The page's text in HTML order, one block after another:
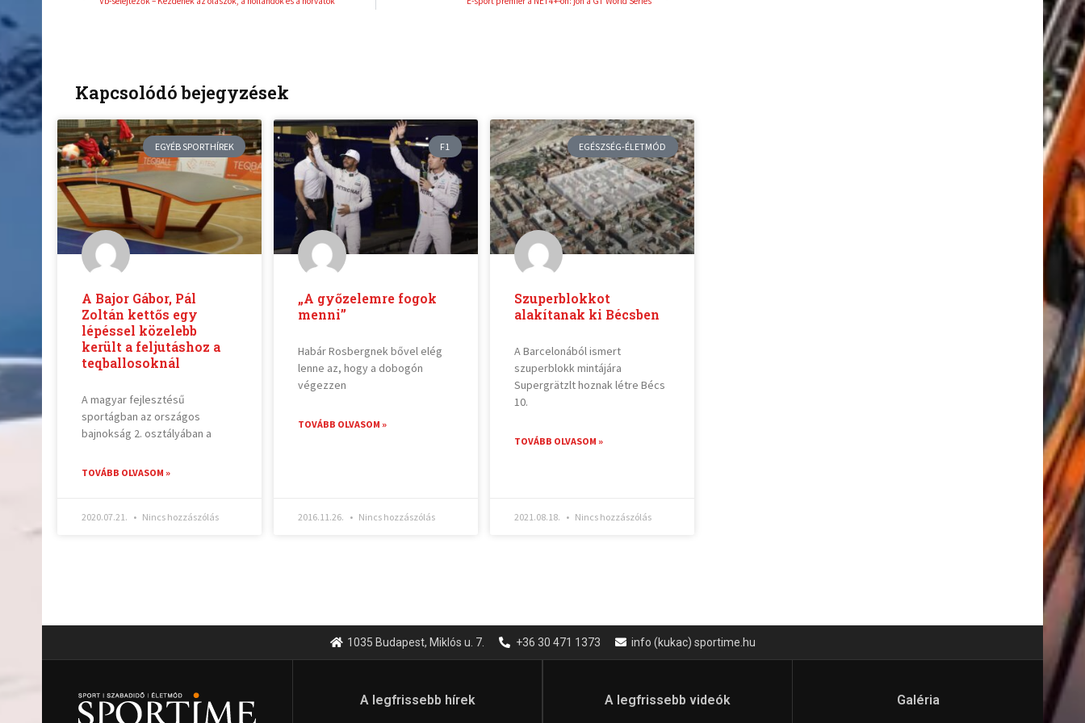
Kapcsolódó bejegyzések
EGYÉB SPORTHÍREK
A Bajor Gábor, Pál
Zoltán kettős egy
lépéssel közelebb
került a feljutáshoz a
teqballosoknál
A magyar fejlesztésű
sportágban az országos
bajnokság 2. osztályában a
TOVÁBB OLVASOM »
2020.07.21. Nincs hozzászólás
F1
„A győzelemre fogok
menni”
Habár Rosbergnek bővel elég
lenne az, hogy a dobogón
végezzen
TOVÁBB OLVASOM »
2016.11.26. Nincs hozzászólás
EGÉSZSÉG-ÉLETMÓD
Szuperblokkot
alakítanak ki Bécsben
A Barcelonából ismert
szuperblokk mintájára
Supergrätzlt hoznak létre Bécs
10.
TOVÁBB OLVASOM »
2021.08.18. Nincs hozzászólás
1035 Budapest, Miklós u. 7. +36 30 471 1373 info (kukac) sportime.hu
A legfrissebb hírek A legfrissebb videók Galéria